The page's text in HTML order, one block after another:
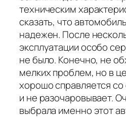
техническим
сказать, что
надежен. После
эксплуатации особо
не было. Конечно, не
мелких проблем, но в
хорошо справляется
и не разочаровывает.
выбрала именно этот